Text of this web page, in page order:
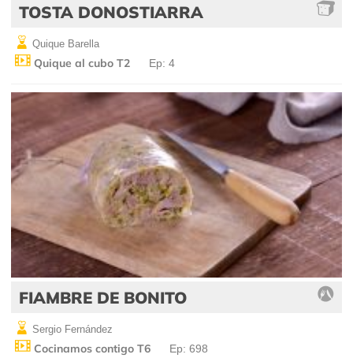
TOSTA DONOSTIARRA
Quique Barella
Quique al cubo T2 Ep: 4
FIAMBRE DE BONITO
Sergio Fernández
Cocinamos contigo T6 Ep: 698